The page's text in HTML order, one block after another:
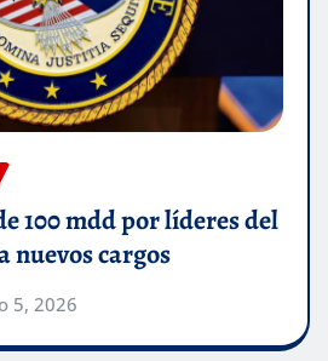
100 mdd por líderes del
nuevos cargos
5, 2026